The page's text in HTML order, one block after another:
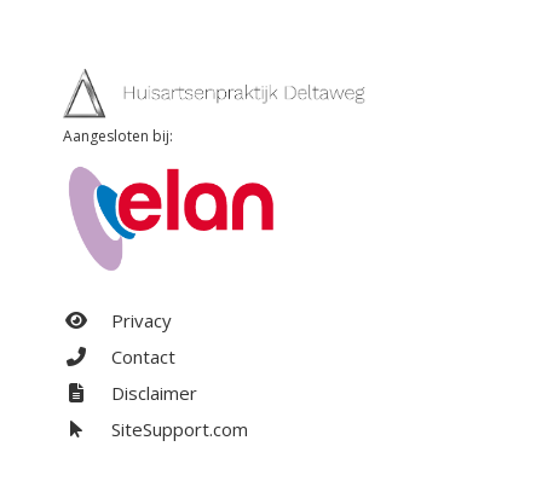
Aangesloten bij:
Privacy
Contact
Disclaimer
SiteSupport.com